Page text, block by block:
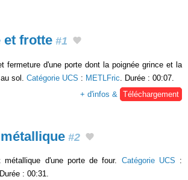
et frotte #1
fermeture d'une porte dont la poignée grince et la
sol. Catégorie UCS : METLFric . Durée : 00:07.
+ d'infos &
Téléchargement
#2
métallique d'une porte de four. Catégorie UCS :
: 00:31.